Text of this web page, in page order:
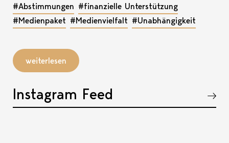
#Abstimmungen #finanzielle Unterstützung
#Medienpaket #Medienvielfalt #Unabhängigkeit
weiterlesen
Instagram Feed
Akkordeon öffnen, bzw. schliessen